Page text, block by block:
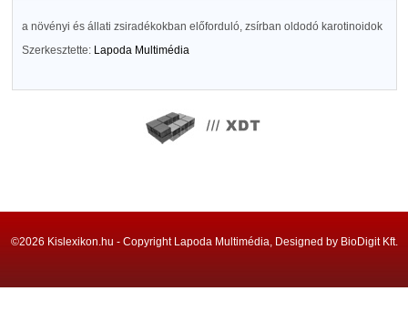
a növényi és állati zsiradékokban előforduló, zsírban oldodó karotinoidok
Szerkesztette: Lapoda Multimédia
©2026 Kislexikon.hu - Copyright Lapoda Multimédia, Designed by BioDigit Kft.